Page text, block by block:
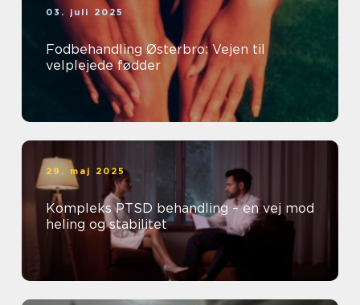
03. juli 2025
Fodbehandling Østerbro: Vejen til
velplejede fødder
29. maj 2025
Kompleks PTSD behandling – en vej mod
heling og stabilitet